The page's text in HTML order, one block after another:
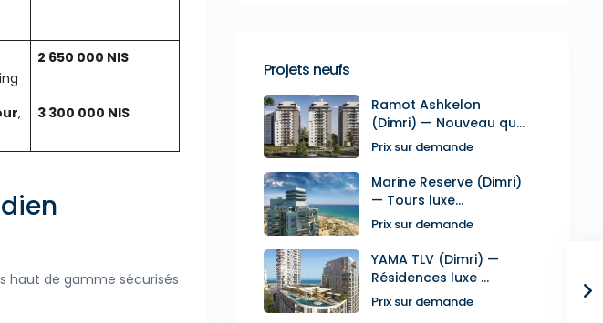
2 650 000 NIS
,
3 300 000 NIS
haut de gamme sécurisés
Projets neufs
Ramot Ashkelon
(Dimri) — Nouveau qu...
Prix sur demande
Marine Reserve (Dimri)
— Tours luxe...
Prix sur demande
YAMA TLV (Dimri) —
Résidences luxe ...
Prix sur demande